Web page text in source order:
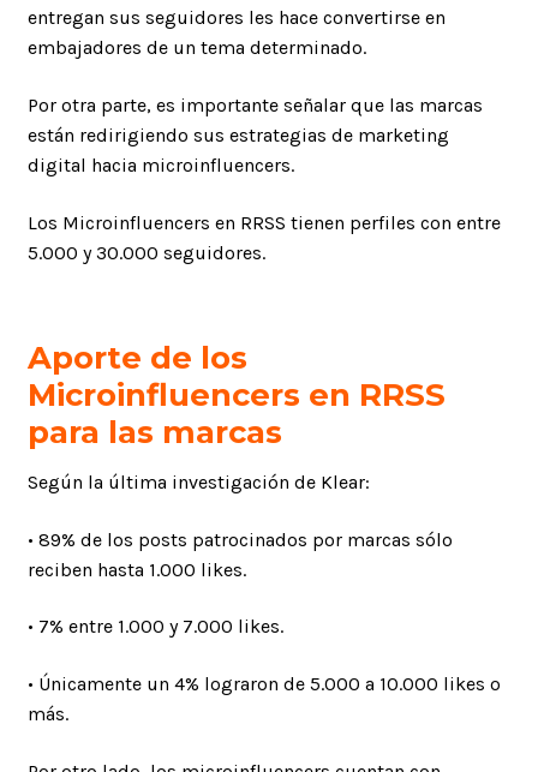
entregan sus seguidores les hace convertirse en
embajadores de un tema determinado.
Por otra parte, es importante señalar que las marcas
están redirigiendo sus estrategias de marketing
digital hacia microinfluencers.
Los Microinfluencers en RRSS tienen perfiles con entre
5.000 y 30.000 seguidores.
Aporte de los
Microinfluencers en RRSS
para las marcas
Según la última investigación de Klear:
• 89% de los posts patrocinados por marcas sólo
reciben hasta 1.000 likes.
• 7% entre 1.000 y 7.000 likes.
• Únicamente un 4% lograron de 5.000 a 10.000 likes o
más.